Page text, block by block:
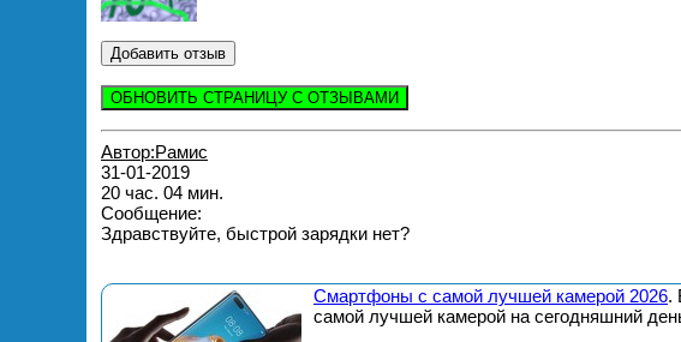
ОБНОВИТЬ СТРАНИЦУ С ОТЗЫВАМИ
Автор:Рамис
31-01-2019
20 час. 04 мин.
Сообщение:
Здравствуйте, быстрой зарядки нет?
Смартфоны с самой лучшей камерой 2026.
самой лучшей камерой на сегодняшний